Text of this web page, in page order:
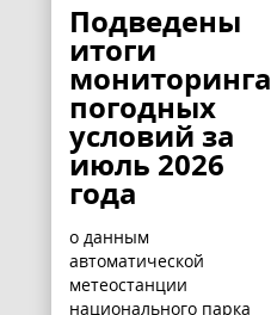
Подведены
итоги
мониторинга
погодных
условий за
июль 2026
года
о данным
автоматической
метеостанции
национального парка